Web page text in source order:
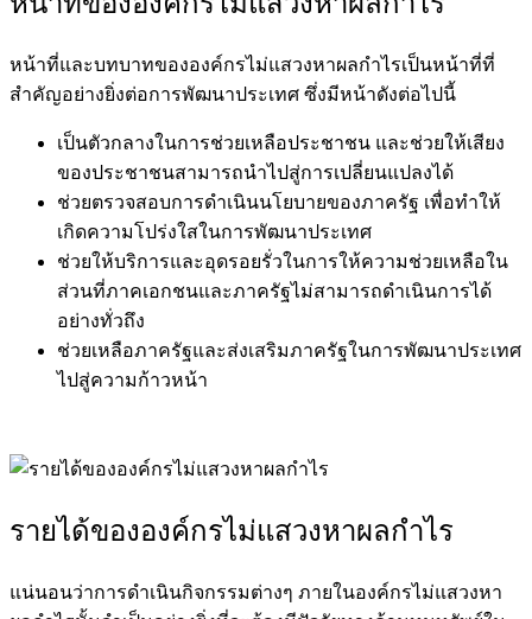
หน้าที่และบทบาทขององค์กรไม่แสวงหาผลกำไรเป็นหน้าที่ที่
สำคัญอย่างยิ่งต่อการพัฒนาประเทศ ซึ่งมีหน้าดังต่อไปนี้
เป็นตัวกลางในการช่วยเหลือประชาชน และช่วยให้เสียง
ของประชาชนสามารถนำไปสู่การเปลี่ยนแปลงได้
ช่วยตรวจสอบการดำเนินนโยบายของภาครัฐ เพื่อทำให้
เกิดความโปร่งใสในการพัฒนาประเทศ
ช่วยให้บริการและอุดรอยรั่วในการให้ความช่วยเหลือใน
ส่วนที่ภาคเอกชนและภาครัฐไม่สามารถดำเนินการได้
อย่างทั่วถึง
ช่วยเหลือภาครัฐและส่งเสริมภาครัฐในการพัฒนาประเทศ
ไปสู่ความก้าวหน้า
รายได้ขององค์กรไม่แสวงหาผลกำไร
แน่นอนว่าการดำเนินกิจกรรมต่างๆ ภายในองค์กรไม่แสวงหา